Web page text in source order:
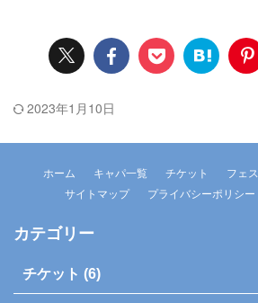
2023年1月10日
ホーム キャパ一覧 チケット フェス
サイトマップ
プライバシーポリシー
カテゴリー
チケット (6)